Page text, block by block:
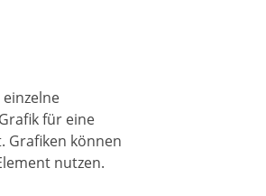
für eine
Grafiken können
nutzen.